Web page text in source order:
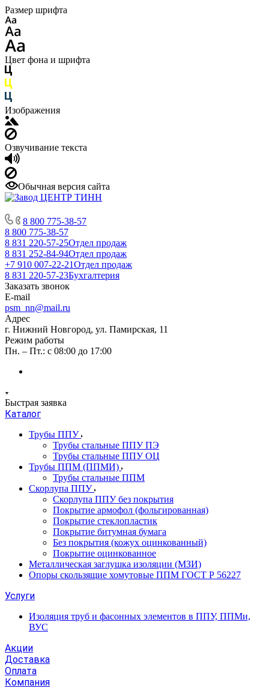
Размер шрифта
Цвет фона и шрифта
Изображения
Озвучивание текста
Обычная версия сайта
8 800 775-38-57
8 800 775-38-57
8 831 220-57-25Отдел продаж
8 831 252-84-94Отдел продаж
+7 910 007-22-21Отдел продаж
8 831 220-57-23Бухгалтерия
Заказать звонок
E-mail
psm_nn@mail.ru
Адрес
г. Нижний Новгород, ул. Памирская, 11
Режим работы
Пн. – Пт.: с 08:00 до 17:00
Быстрая заявка
Каталог
Трубы ППУ
Трубы стальные ППУ ПЭ
Трубы стальные ППУ ОЦ
Трубы ППМ (ППМИ)
Трубы стальные ППМ
Скорлупа ППУ
Скорлупа ППУ без покрытия
Покрытие армофол (фольгированная)
Покрытие стеклопластик
Покрытие битумная бумага
Без покрытия (кожух оцинкованный)
Покрытие оцинкованное
Металлическая заглушка изоляции (МЗИ)
Опоры скользящие хомутовые ППМ ГОСТ Р 56227
Услуги
Изоляция труб и фасонных элементов в ППУ, ППМи,
ВУС
Акции
Доставка
Оплата
Компания